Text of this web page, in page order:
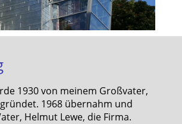
1930 von meinem Großvater,
1968 übernahm und
Helmut Lewe, die Firma.